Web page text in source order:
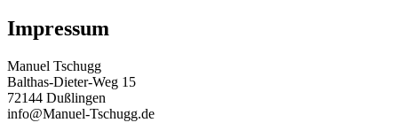
Impressum
Manuel Tschugg
Balthas-Dieter-Weg 15
72144 Dußlingen
info@Manuel-Tschugg.de